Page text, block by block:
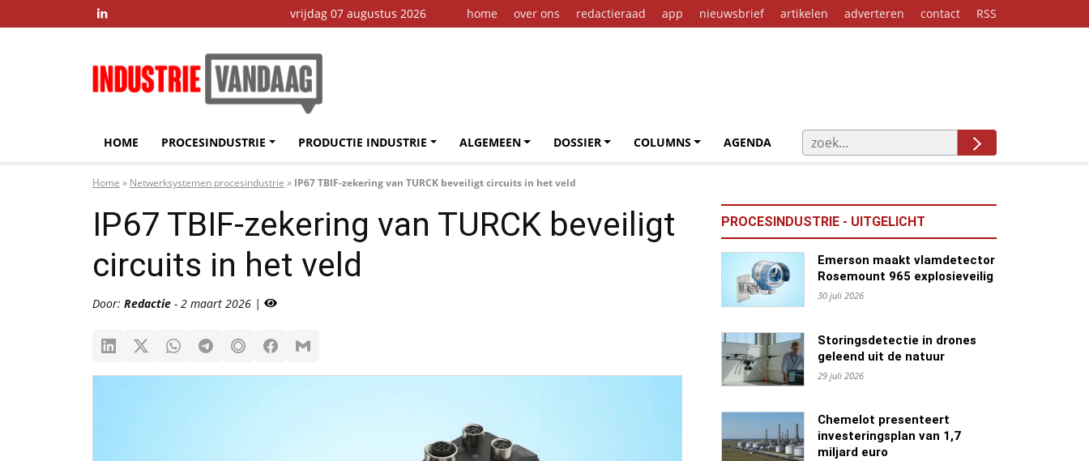
 vrijdag 07 augustus 2026 home over ons redactieraad app nieuwsbrief artikelen adverteren contact RSS
HOME PROCESINDUSTRIE PRODUCTIE INDUSTRIE ALGEMEEN DOSSIER COLUMNS AGENDA
Home » Netwerksystemen procesindustrie » IP67 TBIF-zekering van TURCK beveiligt circuits in het veld
IP67 TBIF-zekering van TURCK beveiligt
circuits in het veld
Door: Redactie - 2 maart 2026 |
PROCESINDUSTRIE - UITGELICHT
Emerson maakt vlamdetector
Rosemount 965 explosieveilig
30 juli 2026
Storingsdetectie in drones
geleend uit de natuur
29 juli 2026
Chemelot presenteert
investeringsplan van 1,7
miljard euro